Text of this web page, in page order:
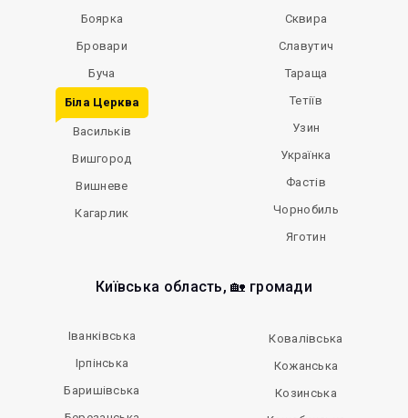
Боярка
Бровари
Буча
Біла Церква
Васильків
Вишгород
Вишневе
Кагарлик
Сквира
Славутич
Тараща
Тетіїв
Узин
Українка
Фастів
Чорнобиль
Яготин
Київська область, 🏡 громади
Іванківська
Ірпінська
Баришівська
Ковалівська
Кожанська
Козинська